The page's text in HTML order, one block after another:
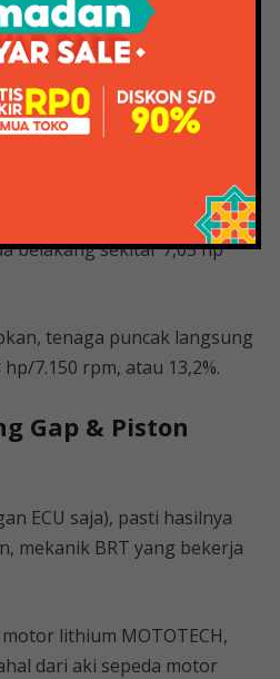
piggyback atau individual
Dynojet 250i buatan
Team (BRT) di Cibinong,
maksimum Scoopy
belakang sekitar 7,05 hp
tenaga puncak langsung
7.150 rpm, atau 13,2%.
Gap & Piston
ECU saja), pasti hasilnya
mekanik BRT yang bekerja
lithium MOTOTECH,
dari aki sepeda motor